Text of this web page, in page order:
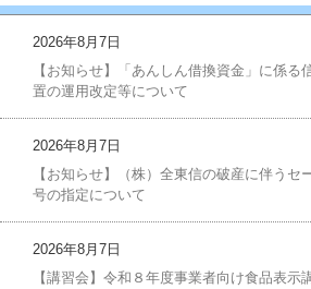
2026年8月7日
【お知らせ】「あんしん借換資金」に係る
置の運用改定等について
2026年8月7日
【お知らせ】（株）全東信の破産に伴うセ
号の指定について
2026年8月7日
【講習会】令和８年度事業者向け食品表示